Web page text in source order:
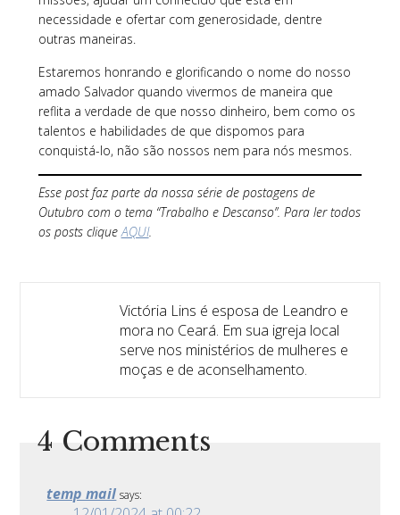
necessidade e ofertar com generosidade, dentre
outras maneiras.
Estaremos honrando e glorificando o nome do nosso
amado Salvador quando vivermos de maneira que
reflita a verdade de que nosso dinheiro, bem como os
talentos e habilidades de que dispomos para
conquistá-lo, não são nossos nem para nós mesmos.
Esse post faz parte da nossa série de postagens de
Outubro com o tema “Trabalho e Descanso”. Para ler todos
os posts cliqueAQUI.
Victória Lins é esposa de Leandro e
mora no Ceará. Em sua igreja local
serve nos ministérios de mulheres e
moças e de aconselhamento.
4 Comments
temp mail says: